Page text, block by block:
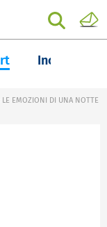
Inchieste
LE EMOZIONI DI UNA NOTTE